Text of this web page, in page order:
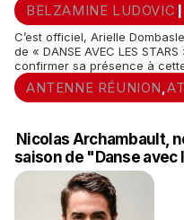
BELZAMINE LUDOVIC
C’est officiel, Arielle
de « DANSE AVEC LES
confirmer sa présence à
ANTENNE RÉUNION ,
Nicolas Archambault,
saison de "Danse avec